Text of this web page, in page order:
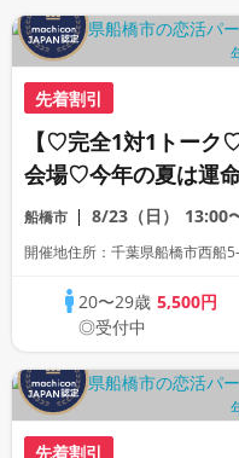
先着割引
【♡完全1対1トーク
会場♡今年の夏は運
♡連絡先交換自由♡
船橋市 8/23（日） 13:00
開催地住所：千葉県船橋市西船
20〜29歳5,500円
◎受付中
先着割引